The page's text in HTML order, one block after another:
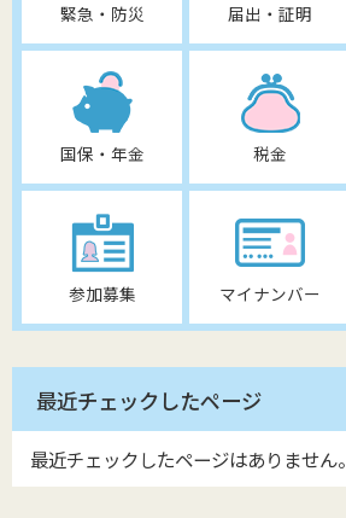
緊急・防災 届出・証明
国保・年金 税金
参加募集 マイナンバー
最近チェックしたページ
最近チェックしたページはありません。